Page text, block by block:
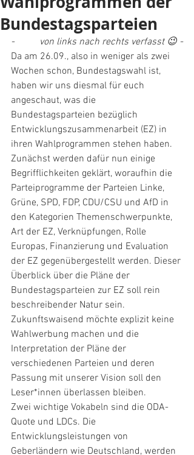
Bundestagsparteien
-
von links nach rechts verfasst 😉 -
Da am 26.09., also in weniger als zwei
Wochen schon, Bundestagswahl ist,
haben wir uns diesmal für euch
angeschaut, was die
Bundestagsparteien bezüglich
Entwicklungszusammenarbeit (EZ) in
ihren Wahlprogrammen stehen haben.
Zunächst werden dafür nun einige
Begrifflichkeiten geklärt, woraufhin die
Parteiprogramme der Parteien Linke,
Grüne, SPD, FDP, CDU/CSU und AfD in
den Kategorien Themenschwerpunkte,
Art der EZ, Verknüpfungen, Rolle
Europas, Finanzierung und Evaluation
der EZ gegenübergestellt werden. Dieser
Überblick über die Pläne der
Bundestagsparteien zur EZ soll rein
beschreibender Natur sein.
Zukunftswaisend möchte explizit keine
Wahlwerbung machen und die
Interpretation der Pläne der
verschiedenen Parteien und deren
Passung mit unserer Vision soll den
Leser*innen überlassen bleiben.
Zwei wichtige Vokabeln sind die ODA-
Quote und LDCs. Die
Entwicklungsleistungen von
Geberländern wie Deutschland, werden